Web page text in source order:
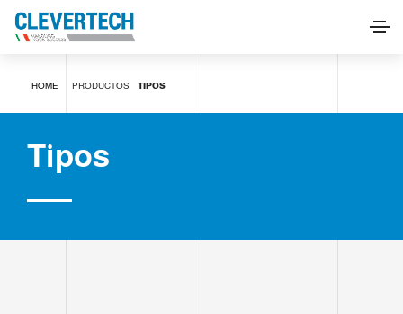
HOME PRODUCTOS TIPOS
Tipos
Tipos SOLICITAR INFORMACIÓN